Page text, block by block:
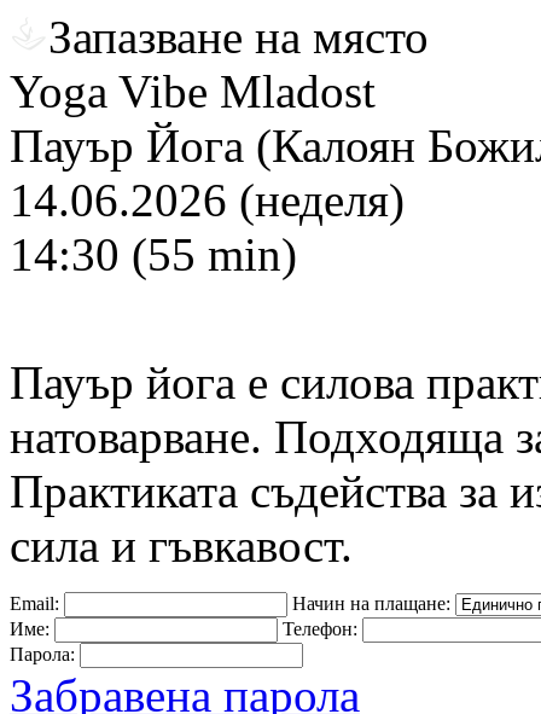
Запазване на място
Yoga Vibe Mladost
Пауър Йога (Калоян
14.06.2026 (неделя)
14:30 (55 min)
Пауър йога е силова
натоварване. Подходяща
Практиката съдейства за
сила и гъвкавост.
Email:
Начин на плащане:
Име:
Телефон:
Парола:
Забравена парола